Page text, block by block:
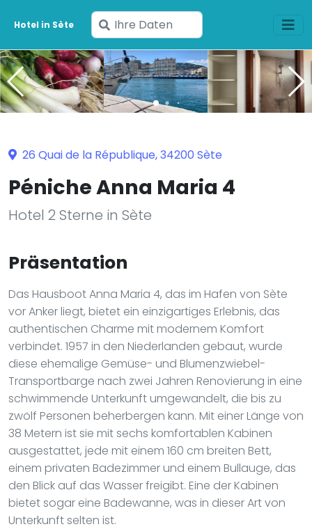
Hotel in Sète
Geben
Sie
Ihre
Daten
ein
26 Quai de la République, 34200 Sète
Péniche Anna Maria 4
Hotel 2 Sterne in Sète
Präsentation
Das Hausboot Anna Maria 4, das im Hafen von Sète
vor Anker liegt, bietet ein einzigartiges Erlebnis, das
authentischen Charme mit modernem Komfort
verbindet. 1957 in den Niederlanden gebaut, wurde
diese ehemalige Gemüse- und Blumenzwiebel-
Transportbarge nach zwei Jahren Renovierung in eine
schwimmende Unterkunft umgewandelt, die bis zu
zwölf Personen beherbergen kann. Mit einer Länge von
38 Metern ist sie mit sechs komfortablen Kabinen
ausgestattet, jede mit einem 160 cm breiten Bett,
einem privaten Badezimmer und einem Bullauge, das
den Blick auf das Wasser freigibt. Eine der Kabinen
bietet sogar eine Badewanne, was in dieser Art von
Unterkunft selten ist.